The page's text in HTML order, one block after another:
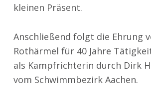
kleinen Präsent.
Anschließend folgt die Ehrung
Rothärmel für 40 Jahre
als Kampfrichterin durch Dirk
vom Schwimmbezirk Aachen.